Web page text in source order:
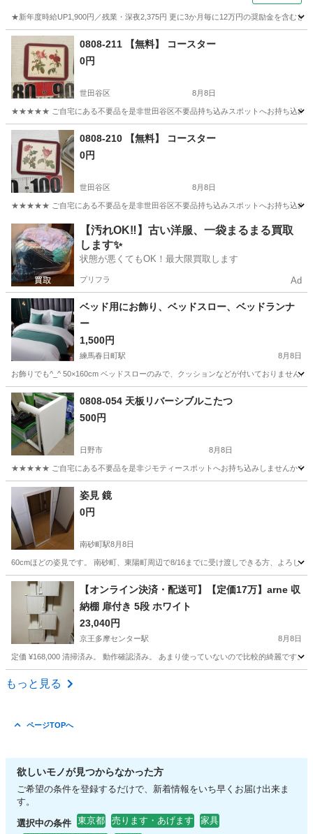
★新年度時給UP1,900円／残業・深夜2,375円 更に3か月毎に12万円の奨励金を含む
神奈川 藤沢市 0808-211 【無料】 コースター
0円
世田谷区 8月8日
★★★★★ ご自宅にある不要品を是非世田谷区不要品持ち込みスポットへお持ち込みし
東京 世田谷区 インテリア雑貨/小物 コースター
0808-210 【無料】 コースター
0円
世田谷区 8月8日
★★★★★ ご自宅にある不要品を是非世田谷区不要品持ち込みスポットへお持ち込みし
東京 世田谷区 インテリア雑貨/小物 コースター
【汚れOK‼️】古い洋服、一袋まるまる買取
します✨
状態が悪くてもOK！最大限買取します
プリフラ Ad
ベッド用にお飾り、ベッドスロー、ベッドランナ
ー
1,500円
練馬春日町駅 8月8日
お飾りでも^_^ 50×160cm ベッドスローのみで、クッションなどが付いておりません
東京 練馬区 練馬春日町駅 ファブリック、カバー
0808-054 天板リバーシブルこたつ
500円
日野市 8月8日
★★★★★ ご自宅にある不要品を是非ジモティースポットへお持ち込みしませんか？
東京 日野市 テーブル
姿見 鏡
0円
南砂町駅8月8日
60cmほどの姿見です。 南砂町、東陽町周辺で8/16までに受け渡しできる方、よろしく
東京 江東区 南砂町駅 ミラー/鏡 姿見
【オンライン決済・配送可】【定価17万】arne 収
納棚 扉付き 5段 ホワイト
23,040円
京王多摩センター駅 8月8日
定価 ¥168,000 清掃済み。 動作確認済み。 あまり使っていないので比較的綺麗です
東京 多摩市
もっと見る
ページTOPへ
欲しいモノが見つからなかった方
ご希望の条件を登録するだけで、新着情報をいち早くお届け出来ま
す。
選択中の条件 東京都 売ります・あげます
家具